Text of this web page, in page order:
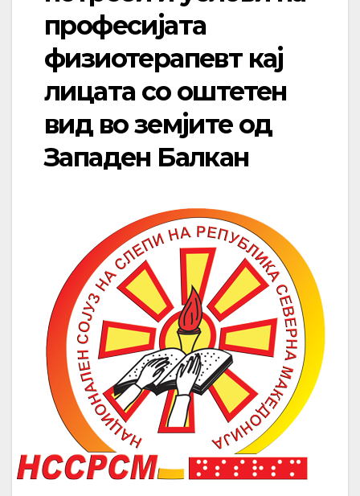
професијата
физиотерапевт кај
лицата со оштетен
вид во земјите од
Западен Балкан